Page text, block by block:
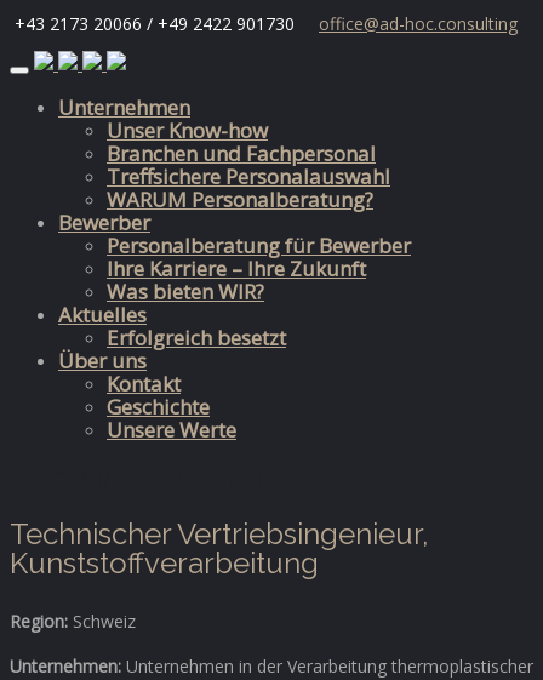
+43 2173 20066 / +49 2422 901730
office@ad-hoc.consulting
Skip
contentUnternehmen
Unser Know-how
Branchen und Fachpersonal
Treffsichere Personalauswahl
WARUM Personalberatung?
Bewerber
Personalberatung für Bewerber
Ihre Karriere – Ihre Zukunft
Was bieten WIR?
Aktuelles
Erfolgreich besetzt
Über uns
Kontakt
Geschichte
Unsere Werte
Technischer Vertriebsingenieur,
Kunststoffverarbeitung
Region: Schweiz
Unternehmen: Unternehmen in der Verarbeitung thermoplastischer